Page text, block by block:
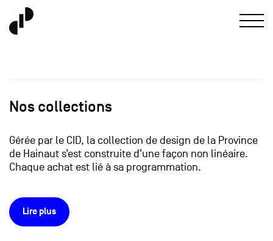
Nos collections
Gérée par le CID, la collection de design de la Province
de Hainaut s’est construite d’une façon non linéaire.
Chaque achat est lié à sa programmation.
Lire plus